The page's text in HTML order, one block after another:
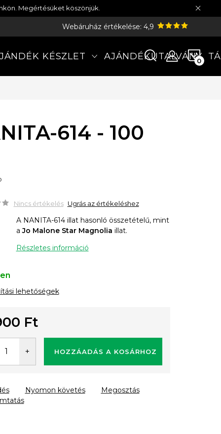
Megértésüket köszönjük.
Webáruház értékelése: 4,9
KÉSZLET AJÁNDÉKUTALVÁNY
614 - 100
Nincs értékelés Ugrás az értékeléshez
A NANITA-614 illat hasonló összetételű, mint
aJo Malone Star Magnolia illat.
Részletes információ
lehetőségek
Ft
HOZZÁADÁS A KOSÁRHOZ
Nyomon követés Megosztás